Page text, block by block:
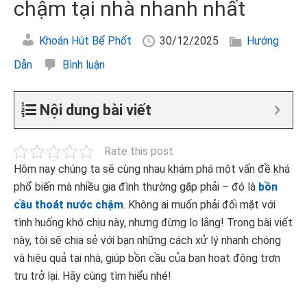
chậm tại nhà nhanh nhất
Khoán Hút Bể Phốt 30/12/2025
Hướng
Dẫn
Bình luận
Nội dung bài viết
Rate this post
Hôm nay chúng ta sẽ cùng nhau khám phá một vấn đề khá
phổ biến mà nhiều gia đình thường gặp phải – đó là bồn
cầu thoát nước chậm. Không ai muốn phải đối mặt với
tình huống khó chịu này, nhưng đừng lo lắng! Trong bài viết
này, tôi sẽ chia sẻ với bạn những cách xử lý nhanh chóng
và hiệu quả tại nhà, giúp bồn cầu của bạn hoạt động trơn
tru trở lại. Hãy cùng tìm hiểu nhé!